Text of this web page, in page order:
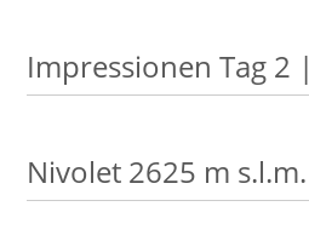
Impressionen Tag 2
Nivolet 2625 m